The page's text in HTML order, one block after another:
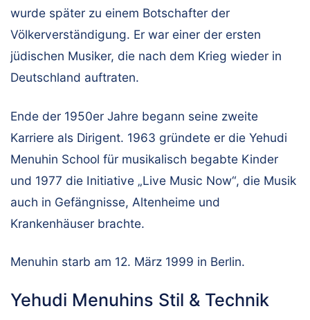
wurde später zu einem Botschafter der
Völkerverständigung. Er war einer der ersten
jüdischen Musiker, die nach dem Krieg wieder in
Deutschland auftraten.
Ende der 1950er Jahre begann seine zweite
Karriere als Dirigent. 1963 gründete er die Yehudi
Menuhin School für musikalisch begabte Kinder
und 1977 die Initiative „Live Music Now“, die Musik
auch in Gefängnisse, Altenheime und
Krankenhäuser brachte.
Menuhin starb am 12. März 1999 in Berlin.
Yehudi Menuhins Stil & Technik